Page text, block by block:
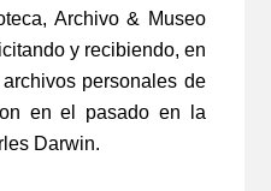
Archivo & Museo
y recibiendo, en
personales de
en el pasado en la
Darwin.